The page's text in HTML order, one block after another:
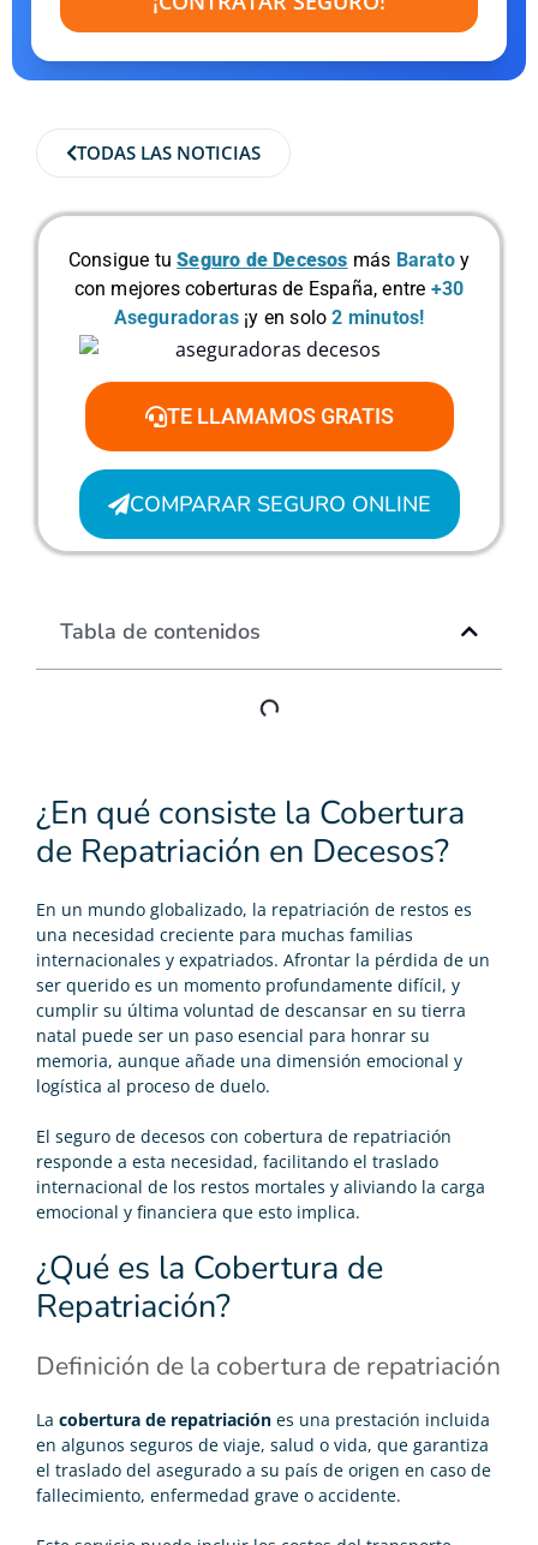
¿En qué consiste la Cobertura
de Repatriación en Decesos?
En un mundo globalizado, la repatriación de restos es
una necesidad creciente para muchas familias
internacionales y expatriados. Afrontar la pérdida de un
ser querido es un momento profundamente difícil, y
cumplir su última voluntad de descansar en su tierra
natal puede ser un paso esencial para honrar su
memoria, aunque añade una dimensión emocional y
logística al proceso de duelo.
El seguro de decesos con cobertura de repatriación
responde a esta necesidad, facilitando el traslado
internacional de los restos mortales y aliviando la carga
emocional y financiera que esto implica.
¿Qué es la Cobertura de
Repatriación?
Definición de la cobertura de repatriación
La cobertura de repatriación es una prestación incluida
en algunos seguros de viaje, salud o vida, que garantiza
el traslado del asegurado a su país de origen en caso de
fallecimiento, enfermedad grave o accidente.
TODAS LAS NOTICIAS
Consigue tu Seguro de Decesos más Baratoy
con mejores coberturas de España, entre +30
Aseguradoras ¡y en solo2 minutos!
TE LLAMAMOS GRATIS
COMPARAR SEGURO ONLINE
Tabla de contenidos